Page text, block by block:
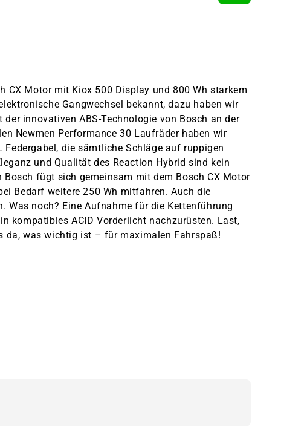
CX Motor mit Kiox 500 Display und 800 Wh starkem
Gangwechsel bekannt, dazu haben wir
innovativen ABS-Technologie von Bosch an der
Newmen Performance 30 Laufräder haben wir
die sämtliche Schläge auf ruppigen
und Qualität des Reaction Hybrid sind kein
fügt sich gemeinsam mit dem Bosch CX Motor
Bedarf weitere 250 Wh mitfahren. Auch die
Was noch? Eine Aufnahme für die Kettenführung
kompatibles ACID Vorderlicht nachzurüsten. Last,
da, was wichtig ist – für maximalen Fahrspaß!